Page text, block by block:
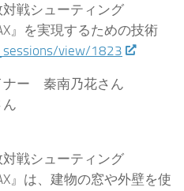
戦シューティング
』を実現するための技術
view/1823
ー 秦南乃花さん
戦シューティング
』は、建物の窓や外壁を使